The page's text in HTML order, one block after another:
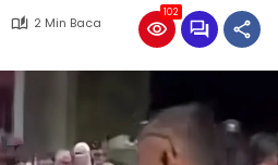
2 Min Baca
102